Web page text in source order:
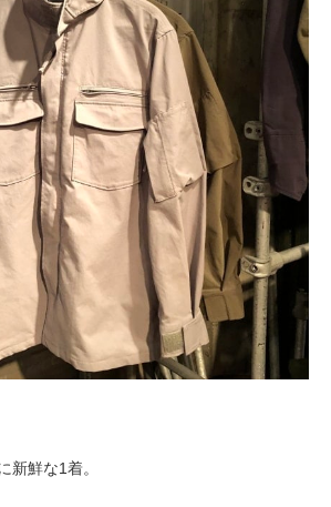
新鮮な1着。